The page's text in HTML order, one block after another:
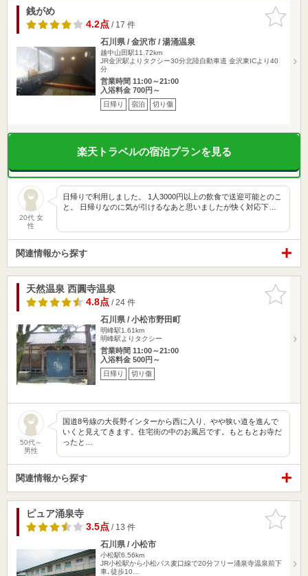
お気に入
りに追加
銭がめ
4.2点/ 17 件
石川県 / 金沢市 / 湯涌温泉
越中山田駅11.72km
JR金沢駅よりタクシー30分北陸自動車道 金沢東ICより40
分
営業時間 11:00～21:00
入浴料金 700円～
日帰り 宿泊 切り傷
楽天トラベルの宿泊プランを見る
20代 女
性
日帰りで利用しました。 1人3000円以上の飲食で送迎可能とのこ
と。 日帰りなのに気が引けるなあと思いましたが快く対応下…
関連情報から探す
お気に入
りに追加
天然温泉 西圓寺温泉
4.8点/ 24 件
石川県 / 小松市野田町
明峰駅1.61km
明峰駅よりタクシー
営業時間 11:00～21:00
入浴料金 500円～
日帰り 切り傷
50代～
男性
国道8号線の大長野インターから西に入り、やや狭い道を進んで
いくと見えてきます。住宅街の中のお風呂です。もともとお寺だ
ったと…
関連情報から探す
お気に入
りに追加
ピュア涌泉寺
3.5点/ 13 件
石川県 / 小松市
小松駅6.56km
JR小松駅から小松バス麦口線で20分フリー涌泉寺温泉前下
車､徒歩10…